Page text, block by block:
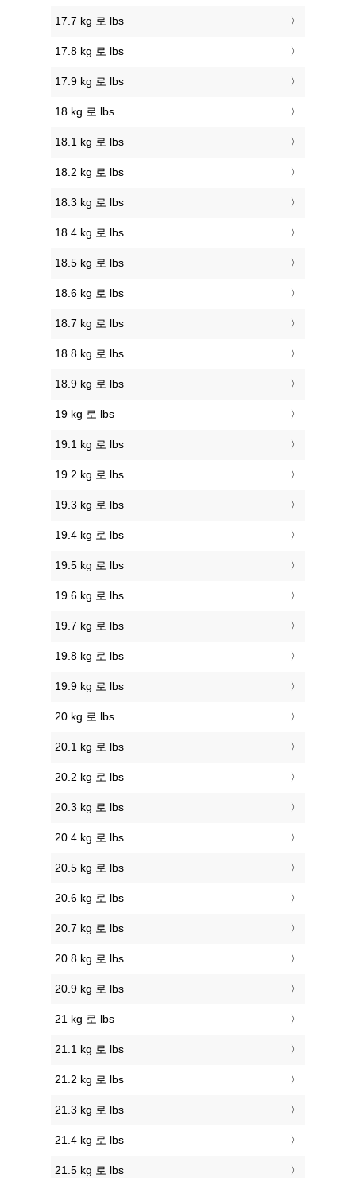
17.7 kg 로 lbs
17.8 kg 로 lbs
17.9 kg 로 lbs
18 kg 로 lbs
18.1 kg 로 lbs
18.2 kg 로 lbs
18.3 kg 로 lbs
18.4 kg 로 lbs
18.5 kg 로 lbs
18.6 kg 로 lbs
18.7 kg 로 lbs
18.8 kg 로 lbs
18.9 kg 로 lbs
19 kg 로 lbs
19.1 kg 로 lbs
19.2 kg 로 lbs
19.3 kg 로 lbs
19.4 kg 로 lbs
19.5 kg 로 lbs
19.6 kg 로 lbs
19.7 kg 로 lbs
19.8 kg 로 lbs
19.9 kg 로 lbs
20 kg 로 lbs
20.1 kg 로 lbs
20.2 kg 로 lbs
20.3 kg 로 lbs
20.4 kg 로 lbs
20.5 kg 로 lbs
20.6 kg 로 lbs
20.7 kg 로 lbs
20.8 kg 로 lbs
20.9 kg 로 lbs
21 kg 로 lbs
21.1 kg 로 lbs
21.2 kg 로 lbs
21.3 kg 로 lbs
21.4 kg 로 lbs
21.5 kg 로 lbs